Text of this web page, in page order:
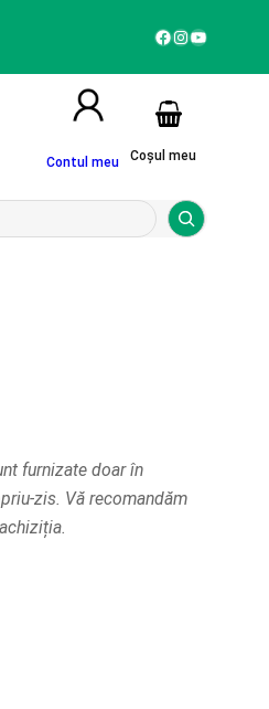
Facebook InstagramYouTube
Contul meu Coșul meu
furnizate doar în
zis. Vă recomandăm